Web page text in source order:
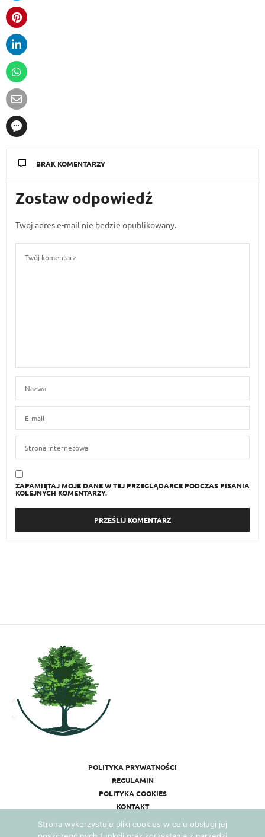
BRAK KOMENTARZY
Zostaw odpowiedź
Twoj adres e-mail nie bedzie opublikowany.
ZAPAMIĘTAJ MOJE DANE W TEJ PRZEGLĄDARCE PODCZAS PISANIA
KOLEJNYCH KOMENTARZY.
POLITYKA PRYWATNOŚCI
REGULAMIN
POLITYKA COOKIES
KONTAKT
Strona wykorzystuje pliki cookies w celu obsługi jej